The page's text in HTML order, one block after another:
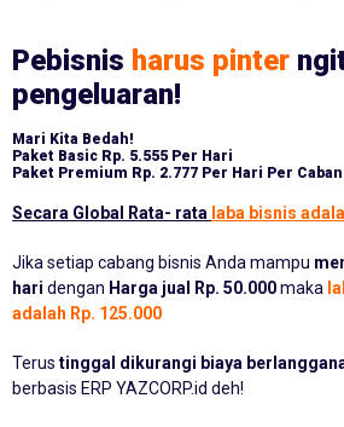
Pebisnis harus pinter
pengeluaran!
Mari Kita Bedah!
Paket Basic Rp. 5.555 Per Hari
Paket Premium Rp. 2.777 Per Hari Per
Secara Global Rata- rata laba bisnis
Jika setiap cabang bisnis Anda mampu
hari dengan Harga jual Rp. 50.000maka
adalah Rp. 125.000
Terus tinggal dikurangi biaya
berbasis ERP YAZCORP.id deh!